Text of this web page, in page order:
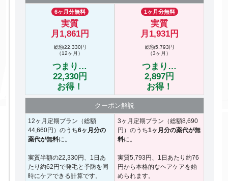
6ヶ月分無料
実質
月1,861円
総額22,330円
（12ヶ月）
つまり…
22,330円
お得！
1ヶ月分無料
実質
月1,931円
総額5,793円
（3ヶ月）
つまり…
2,897円
お得！
クーポン解説
12ヶ月定期プラン（総額
44,660円）のうち6ヶ月分の
薬代が無料に。
実質半額の22,330円、1日あ
たり約62円で発毛と予防を同
時にケアできる計算です。
3ヶ月定期プラン（総額8,690
円）のうち1ヶ月分の薬代が無
料に。
実質5,793円、1日あたり約76
円から本格的なヘアケアを始
められます。